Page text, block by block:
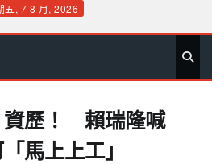
五, 7 8 月, 2026
社 文 公 運 旅 政 地 專
資歷！ 賴瑞隆喊
馬上上工」